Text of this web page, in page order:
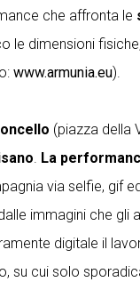
che affronta le
dimensioni
www.armunia.eu).
(piazza della
La
via selfie, gif
immagini che gli
digitale il
su cui solo